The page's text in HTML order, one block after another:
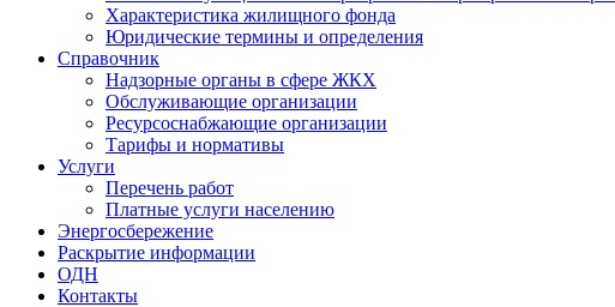
Характеристика жилищного фонда
Юридические термины и определения
Справочник
Надзорные органы в сфере ЖКХ
Обслуживающие организации
Ресурсоснабжающие организации
Тарифы и нормативы
Услуги
Перечень работ
Платные услуги населению
Энергосбережение
Раскрытие информации
ОДН
Контакты